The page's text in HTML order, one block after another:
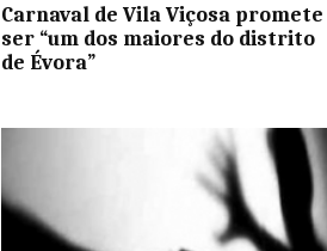
Carnaval de Vila Viçosa promete
ser “um dos maiores do distrito
de Évora”